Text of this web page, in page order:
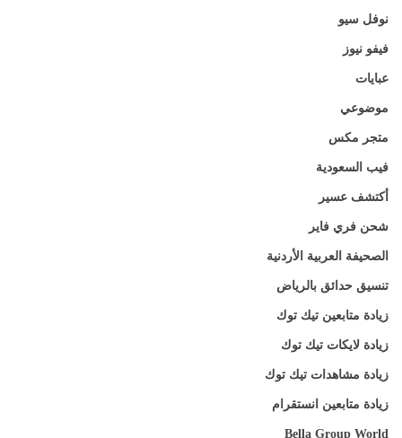
نوفل سيو
فيفو نيوز
عبايات
موضوعي
متجر مكس
فيب السعودية
أكتشف عسير
شحن فري فاير
الصحيفة العربية الأردنية
تنسيق حدائق بالرياض
زيادة متابعين تيك توك
زيادة لايكات تيك توك
زيادة مشاهدات تيك توك
زيادة متابعين انستقرام
Bella Group World